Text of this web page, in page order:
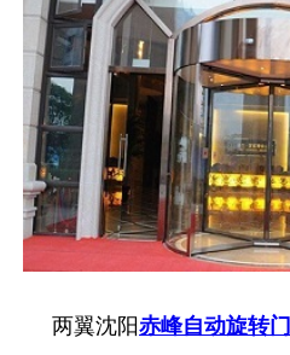
两翼沈阳赤峰自动旋转门